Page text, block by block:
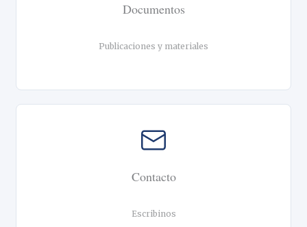
Documentos
Publicaciones y materiales
Contacto
Escribinos